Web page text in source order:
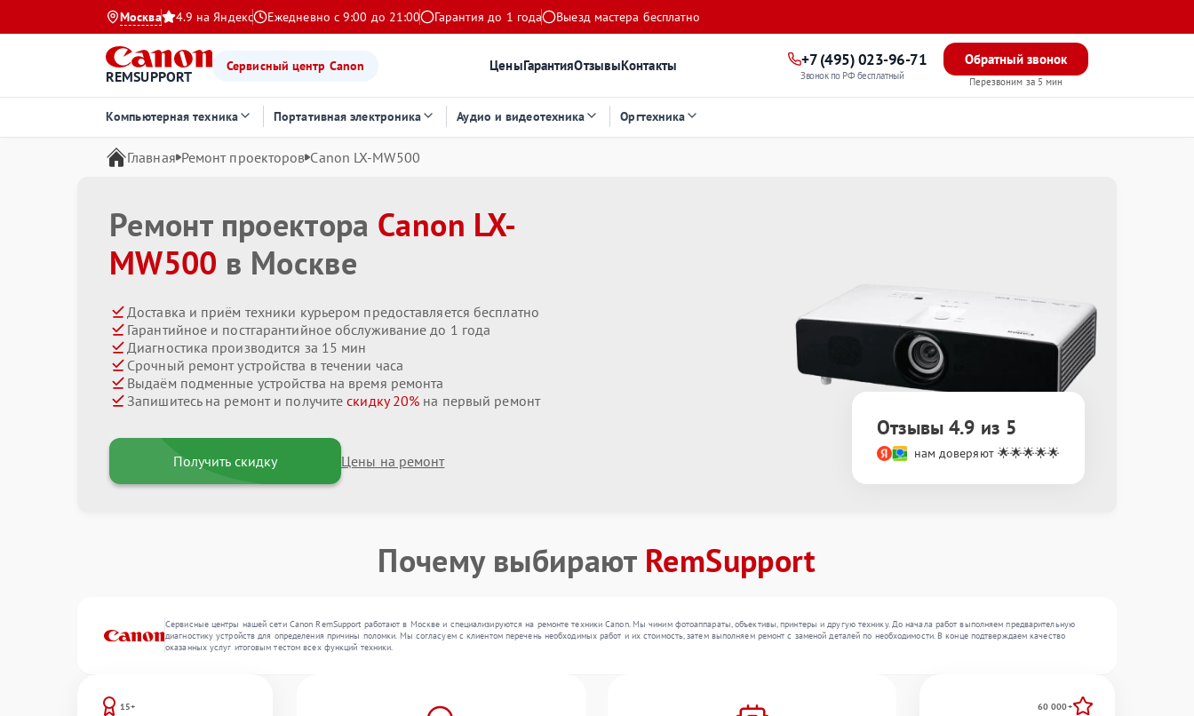
Москва 4.9 на Яндекс Ежедневно с 9:00 до 21:00 Гарантия до 1 года Выезд мастера бесплатно
REMSUPPORT
Сервисный центр Canon ЦеныГарантияОтзывыКонтакты +7 (495) 023-96-71
Звонок по РФ бесплатный
Обратный звонок
Перезвоним за 5 мин
Компьютерная техника Портативная электроника Аудио и видеотехника Оргтехника
Главная Ремонт проекторов Canon LX-MW500
Ремонт проектора Canon LX-
MW500 в Москве
Доставка и приём техники курьером предоставляется бесплатно
Гарантийное и постгарантийное обслуживание до 1 года
Диагностика производится за 15 мин
Срочный ремонт устройства в течении часа
Выдаём подменные устройства на время ремонта
Запишитесь на ремонт и получитескидку 20% на первый ремонт
Получить скидку Цены на ремонт
Отзывы 4.9 из 5
нам доверяют 🌟🌟🌟🌟🌟
Почему выбирают RemSupport
Сервисные центры нашей сети Canon RemSupport работают в Москве и специализируются на ремонте техники Canon. Мы чиним фотоаппараты, объективы, принтеры и другую технику. До начала работ выполняем предварительную
диагностику устройств для определения причины поломки. Мы согласуем с клиентом перечень необходимых работ и их стоимость, затем выполняем ремонт с заменой деталей по необходимости. В конце подтверждаем качество
оказанных услуг итоговым тестом всех функций техники.
15+
60 000+